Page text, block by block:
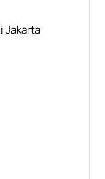
Jakarta